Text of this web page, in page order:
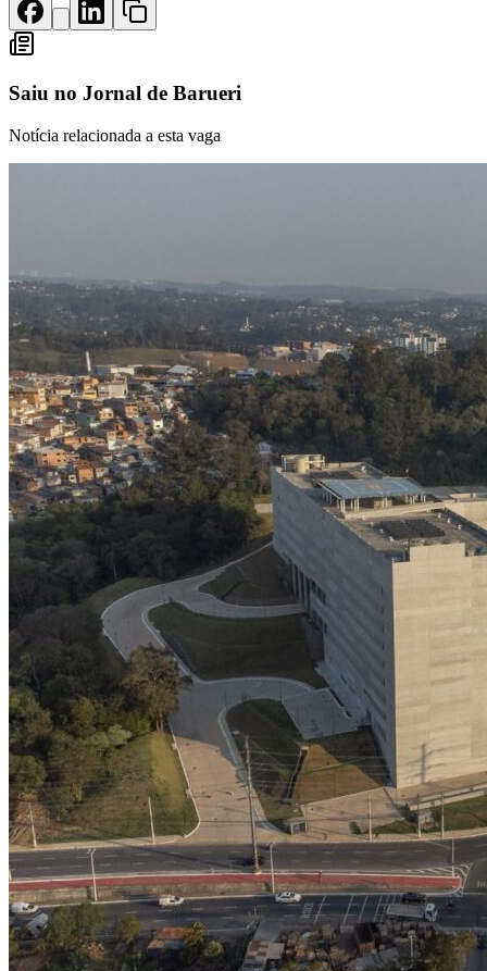
Para Sua Empresa
Vagas na Região Novo
Hub de Negócios
Panorama Econômico
Panorama Econômico
Para Sua Empresa
Anuncie no Portal
Verificar EmpresaNovo
Anunciar VagasNovo
Publicidade Legal
NBA
NFL
Fórmula 1
UFC
Tênis (ATP)
MLB
Atletismo
Vôlei
NBB
Competições de Futebol
Brasileirão Série A
Brasileirão Série B
Paulistão
Copa do Brasil
Libertadores
Sul-Americana
Copa América
Champions League
Premier League
La Liga
Bundesliga
Mundial 2026
Saiu no Jornal de Barueri
Notícia relacionada a esta vaga